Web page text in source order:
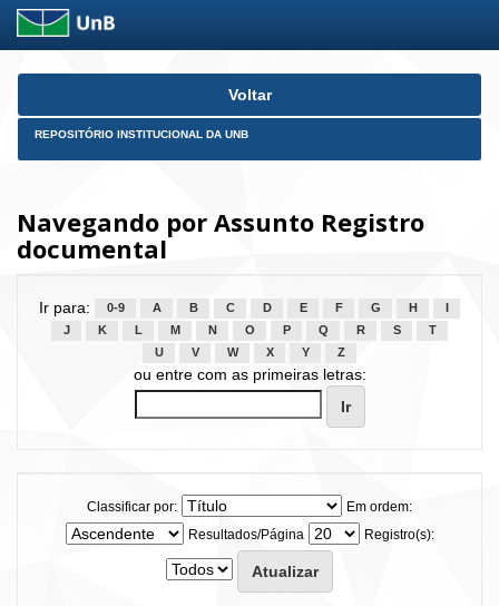
Skip
Voltar
REPOSITÓRIO INSTITUCIONAL DA UNB
Navegando por Assunto Registro
documental
Ir para: 0-9 A B C D E F G H
J
K L M N O P Q R S
T
U
V W X Y Z
ou entre com as primeiras letras:
Classificar por:
Em ordem:
Resultados/Página
Registro(s):